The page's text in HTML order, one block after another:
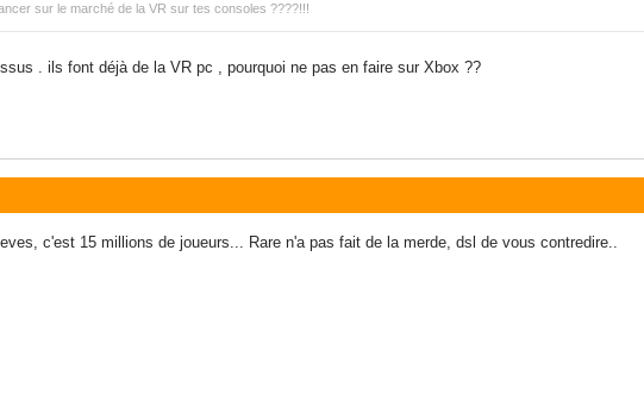
sur le marché de la VR sur tes consoles ????!!!
. ils font déjà de la VR pc , pourquoi ne pas en faire sur Xbox ??
c'est 15 millions de joueurs... Rare n'a pas fait de la merde, dsl de vous contredire..